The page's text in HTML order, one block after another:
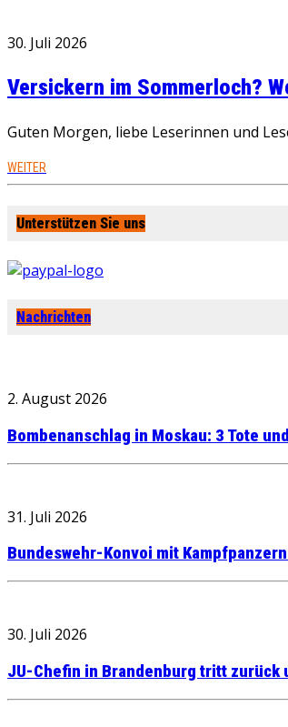
30. Juli 2026
Versickern im Sommerloch?
Guten Morgen, liebe Leserinnen und
WEITER
Unterstützen Sie uns
Nachrichten
2. August 2026
Bombenanschlag in Moskau: 3 Tote
31. Juli 2026
Bundeswehr-Konvoi mit
30. Juli 2026
JU-Chefin in Brandenburg tritt zurück